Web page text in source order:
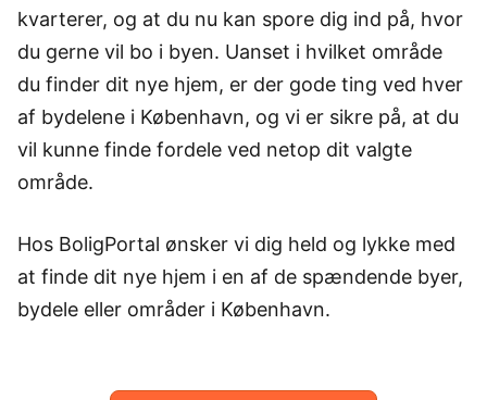
kvarterer, og at du nu kan spore dig ind på, hvor
du gerne vil bo i byen. Uanset i hvilket område
du finder dit nye hjem, er der gode ting ved hver
af bydelene i København, og vi er sikre på, at du
vil kunne finde fordele ved netop dit valgte
område.
Hos BoligPortal ønsker vi dig held og lykke med
at finde dit nye hjem i en af de spændende byer,
bydele eller områder i København.